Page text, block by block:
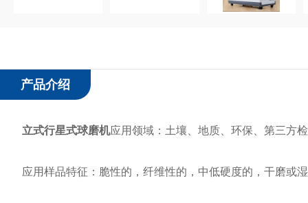
产品介绍
立式行星式球磨机应用领域：土壤、地质、环保、第三方
应用样品特征：脆性的，纤维性的，中低硬度的，干磨或